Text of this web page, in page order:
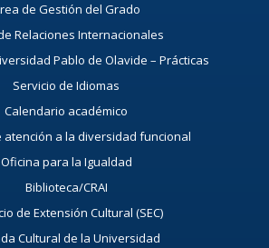
de Gestión del Grado
Relaciones Internacionales
Pablo de Olavide – Prácticas
Servicio de Idiomas
Calendario académico
atención a la diversidad funcional
Oficina para la Igualdad
Biblioteca/CRAI
de Extensión Cultural (SEC)
Cultural de la Universidad